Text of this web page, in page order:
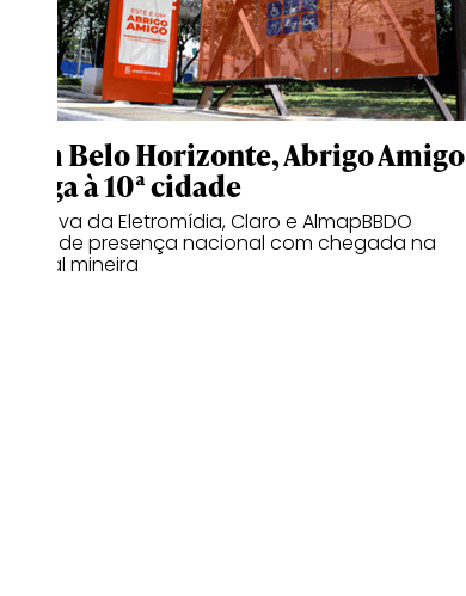
Com Belo Horizonte, Abrigo Amigo
chega à 10ª cidade
Iniciativa da Eletromídia, Claro e AlmapBBDO
expande presença nacional com chegada na
capital mineira